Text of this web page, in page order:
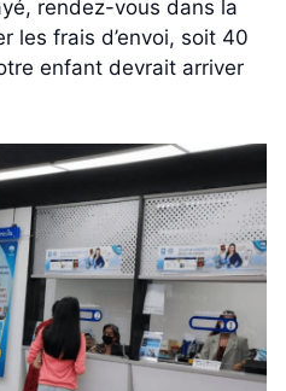
rendez-vous dans la
les frais d’envoi, soit 40
enfant devrait arriver